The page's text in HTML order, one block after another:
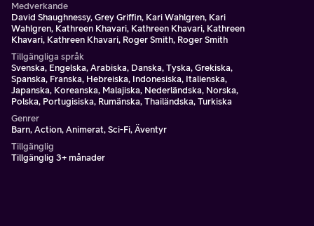
Medverkande
David Shaughnessy, Grey Griffin, Kari Wahlgren, Kari
Wahlgren, Kathreen Khavari, Kathreen Khavari, Kathreen
Khavari, Kathreen Khavari, Roger Smith, Roger Smith
Tillgängliga språk
Svenska, Engelska, Arabiska, Danska, Tyska, Grekiska,
Spanska, Franska, Hebreiska, Indonesiska, Italienska,
Japanska, Koreanska, Malajiska, Nederländska, Norska,
Polska, Portugisiska, Rumänska, Thailändska, Turkiska
Genrer
Barn, Action, Animerat, Sci-Fi, Äventyr
Tillgänglig
Tillgänglig 3+ månader